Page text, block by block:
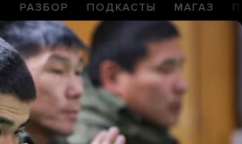
РАЗБОР ПОДКАСТЫ МАГАЗ